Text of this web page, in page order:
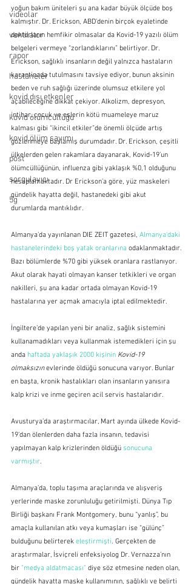
videolar
ventilator
rapor
hastaneler
kovid dışı etkenler
kovid ölümcüllüğü
kovid ölüm sayımı
post
sorgulayıcı
5g
yoğun bakım üniteleri şu ana kadar büyük ölçüde boş
kalmıştır. Dr. Erickson, ABD’denin birçok eyaletinde
doktorların hemfikir olmasalar da Kovid-19 yazılı ölüm
belgeleri vermeye “zorlandıklarını” belirtiyor. Dr.
Erickson, sağlıklı insanların değil yalnızca hastaların
karantinada tutulmasını tavsiye ediyor, bunun aksinin
beden ve ruh sağlığı üzerinde olumsuz etkilere yol
açabileceğine dikkat çekiyor. Alkolizm, depresyon,
intihar, çocuk ve eşlerin kötü muameleye maruz
kalması gibi “ikincil etkiler”de önemli ölçüde artış
gözlenmeye başlamış durumdadır. Dr. Erickson, çeşitli
ülkelerden gelen rakamlara dayanarak, Kovid-19’un
ölümcüllüğünün, influenza gibi yaklaşık %0,1 olduğunu
hesaplamaktadır. Dr Erickson’a göre, yüz maskeleri
gündelik hayatta değil, hastanedeki gibi akut
durumlarda mantıklıdır.
Almanya’da yayınlanan DIE ZEIT gazetesi, Almanya'daki
hastanelerindeki boş yatak oranlarına odaklanmaktadır.
Bazı bölümlerde %70 gibi yüksek oranlara rastlanıyor.
Akut olarak hayati olmayan kanser tetkikleri ve organ
nakilleri, şu ana kadar ortada olmayan Kovid-19
hastalarına yer açmak amacıyla iptal edilmektedir.
İngiltere’de yapılan yeni bir analiz, sağlık sistemini
kullanamadıkları veya kullanmak istemedikleri için şu
anda haftada yaklaşık 2000 kişinin Kovid-19
olmaksızın evlerinde öldüğü sonucuna varıyor. Bunlar
en başta, kronik hastalıkları olan insanların yanısıra
kalp krizi ve inme geçiren acil servis hastalarıdır.
Avusturya’da araştırmacılar, Mart ayında ülkede Kovid-
19’dan ölenlerden daha fazla insanın, tedavisi
yapılmayan kalp krizlerinden öldüğü sonucuna
varmıştır.
Almanya’da, toplu taşıma araçlarında ve alışveriş
yerlerinde maske zorunluluğu getirilmişti. Dünya Tıp
Birliği başkanı Frank Montgomery, bunu “yanlış”, bu
amaçla kullanılan atkı veya kumaşları ise “gülünç”
bulduğunu belirterek eleştirmişti. Gerçekten de
araştırmalar, İsviçreli enfeksiyolog Dr. Vernazza’nın
bir "medya aldatmacası" diye söz etmesine neden olan,
gündelik hayatta maske kullanımının, sağlıklı ve belirti